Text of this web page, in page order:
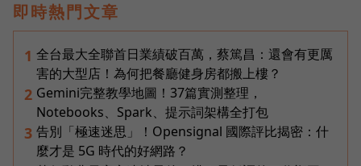
即時熱門文章
1 全台最大全聯首日業績破百萬，蔡篤昌：還會有更厲
害的大型店！為何把餐廳健身房都搬上樓？
2 Gemini完整教學地圖！37篇實測整理，
Notebooks、Spark、提示詞架構全打包
3 告別「極速迷思」！Opensignal 國際評比揭密：什
麼才是 5G 時代的好網路？